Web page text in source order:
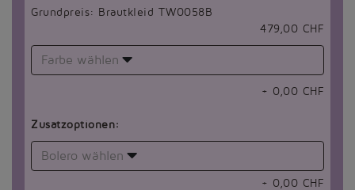
Grundpreis: Brautkleid TW0058B
479,00 CHF
Farbe wählen
+ 0,00 CHF
Zusatzoptionen:
Bolero wählen
+ 0,00 CHF